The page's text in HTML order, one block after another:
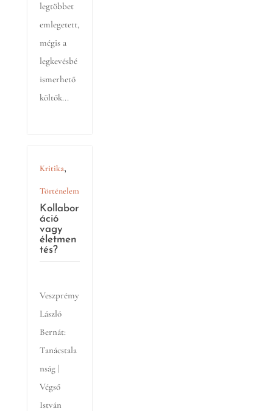
legtöbbet
emlegetett,
mégis a
legkevésbé
ismerhető
költők...
Kritika,
Történelem
Kollabor
áció
vagy
életmen
tés?
Veszprémy
László
Bernát:
Tanácstala
nság |
Végső
István